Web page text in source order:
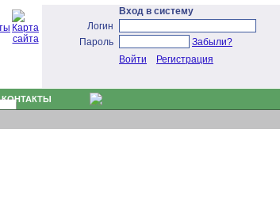
Вход в систему
Логин
Пароль
Забыли?
Войти
Регистрация
КОНТАКТЫ